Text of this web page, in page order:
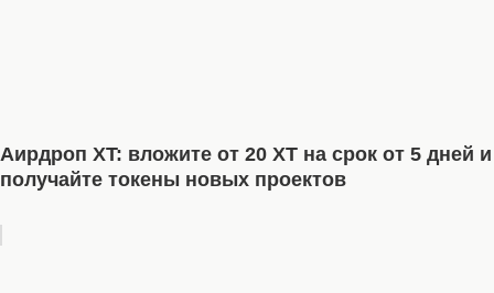
Аирдроп XT: вложите от 20 XT на срок от 5 дней и
получайте токены новых проектов